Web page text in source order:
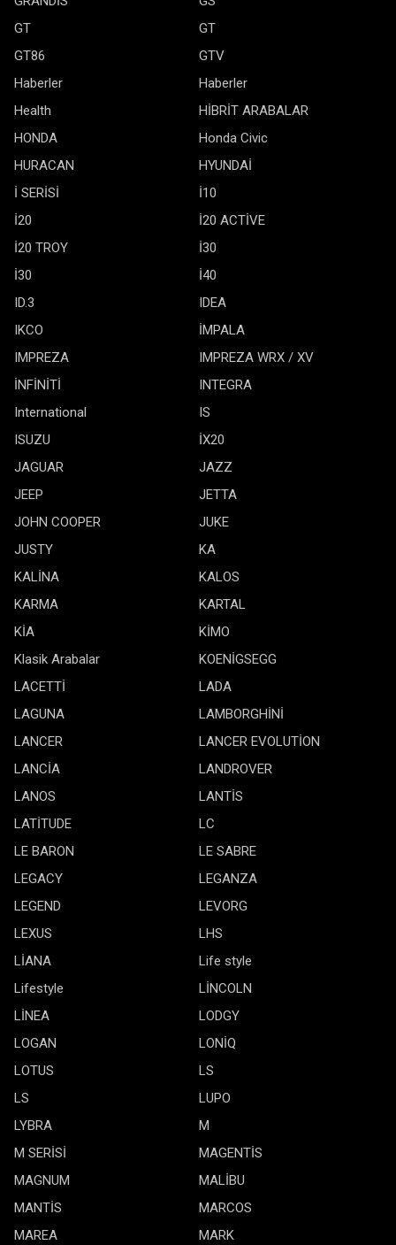
GT
GT
GT86
GTV
Haberler
Haberler
Health
HİBRİT ARABALAR
HONDA
Honda Civic
HURACAN
HYUNDAİ
İ SERİSİ
İ10
İ20
İ20 ACTİVE
İ20 TROY
İ30
İ30
İ40
ID.3
IDEA
IKCO
İMPALA
IMPREZA
IMPREZA WRX / XV
İNFİNİTİ
INTEGRA
International
IS
ISUZU
İX20
JAGUAR
JAZZ
JEEP
JETTA
JOHN COOPER
JUKE
JUSTY
KA
KALİNA
KALOS
KARMA
KARTAL
KİA
KİMO
Klasik Arabalar
KOENİGSEGG
LACETTİ
LADA
LAGUNA
LAMBORGHİNİ
LANCER
LANCER EVOLUTİON
LANCİA
LANDROVER
LANOS
LANTİS
LATİTUDE
LC
LE BARON
LE SABRE
LEGACY
LEGANZA
LEGEND
LEVORG
LEXUS
LHS
LİANA
Life style
Lifestyle
LİNCOLN
LİNEA
LODGY
LOGAN
LONİQ
LOTUS
LS
LS
LUPO
LYBRA
M
M SERİSİ
MAGENTİS
MAGNUM
MALİBU
MANTİS
MARCOS
MAREA
MARK